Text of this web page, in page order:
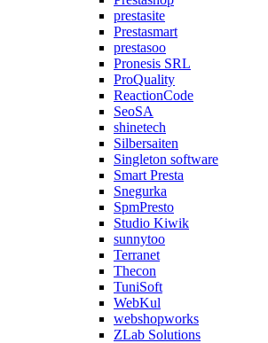
prestasite
Prestasmart
prestasoo
Pronesis SRL
ProQuality
ReactionCode
SeoSA
shinetech
Silbersaiten
Singleton software
Smart Presta
Snegurka
SpmPresto
Studio Kiwik
sunnytoo
Terranet
Thecon
TuniSoft
WebKul
webshopworks
ZLab Solutions